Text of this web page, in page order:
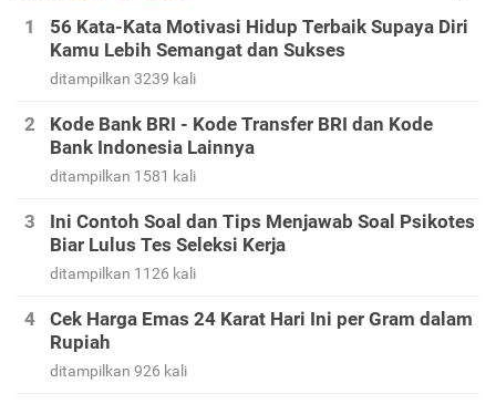
56 Kata-Kata Motivasi Hidup Terbaik Supaya Diri
Kamu Lebih Semangat dan Sukses
ditampilkan 3239 kali
Kode Bank BRI - Kode Transfer BRI dan Kode
Bank Indonesia Lainnya
ditampilkan 1581 kali
Ini Contoh Soal dan Tips Menjawab Soal Psikotes
Biar Lulus Tes Seleksi Kerja
ditampilkan 1126 kali
Cek Harga Emas 24 Karat Hari Ini per Gram dalam
Rupiah
ditampilkan 926 kali